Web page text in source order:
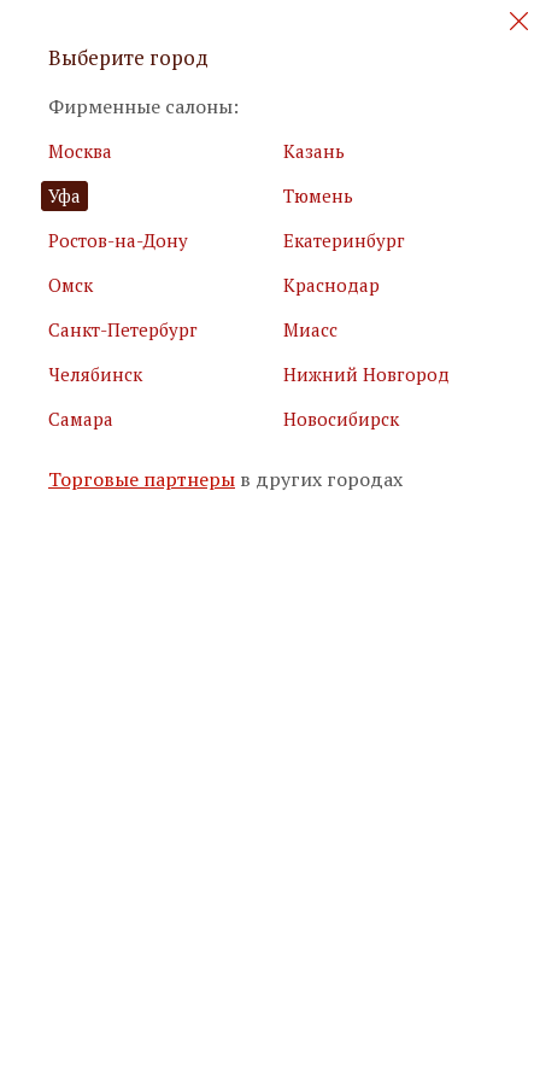
Персональные акции и новинки
Я принимаю
условия использования сайта
Я соглашаюсь сполитикой обработки персональных
Подписаться
Выберите город
Фирменные салоны:
Москва
Казань
Уфа
Тюмень
Ростов-на-Дону
Екатеринбург
Омск
Краснодар
Санкт-Петербург
Миасс
Челябинск
Нижний Новгород
Самара
Новосибирск
Торговые партнеры в других городах